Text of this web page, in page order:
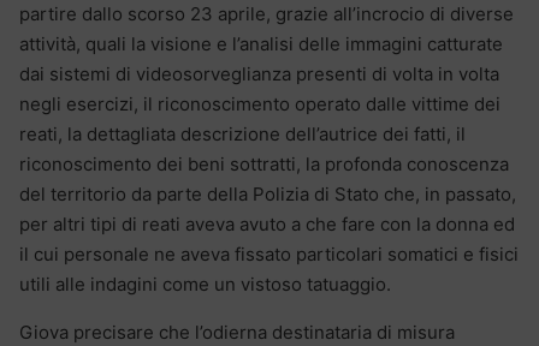
partire dallo scorso 23 aprile, grazie all’incrocio di diverse
attività, quali la visione e l’analisi delle immagini catturate
dai sistemi di videosorveglianza presenti di volta in volta
negli esercizi, il riconoscimento operato dalle vittime dei
reati, la dettagliata descrizione dell’autrice dei fatti, il
riconoscimento dei beni sottratti, la profonda conoscenza
del territorio da parte della Polizia di Stato che, in passato,
per altri tipi di reati aveva avuto a che fare con la donna ed
il cui personale ne aveva fissato particolari somatici e fisici
utili alle indagini come un vistoso tatuaggio.
Giova precisare che l’odierna destinataria di misura